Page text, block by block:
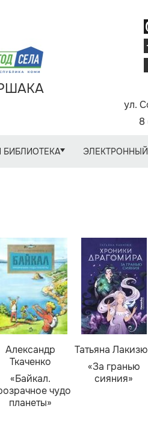
ул.
8
БИБЛИОТЕКА ЭЛЕКТРОННЫЙ
Александр
Ткаченко
«Байкал.
чудо
планеты»
Татьяна
«За гранью
сияния»